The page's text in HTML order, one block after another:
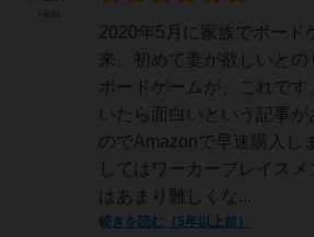
2020年5月に家族でボード
来、初めて妻が欲しいとの
ボードゲームが、これで
いたら面白いという記事
のでAmazonで早速購入し
してはワーカープレイス
はあまり難しくな...
続きを読む（5年以上前）